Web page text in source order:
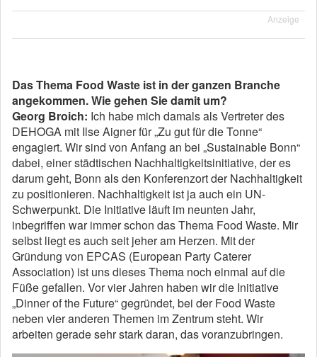
Anzeige
Das Thema Food Waste ist in der ganzen Branche
angekommen. Wie gehen Sie damit um?
Georg Broich: Ich habe mich damals als Vertreter des
DEHOGA mit Ilse Aigner für „Zu gut für die Tonne“
engagiert. Wir sind von Anfang an bei „Sustainable Bonn“
dabei, einer städtischen Nachhaltigkeitsinitiative, der es
darum geht, Bonn als den Konferenzort der Nachhaltigkeit
zu positionieren. Nachhaltigkeit ist ja auch ein UN-
Schwerpunkt. Die Initiative läuft im neunten Jahr,
inbegriffen war immer schon das Thema Food Waste. Mir
selbst liegt es auch seit jeher am Herzen. Mit der
Gründung von EPCAS (European Party Caterer
Association) ist uns dieses Thema noch einmal auf die
Füße gefallen. Vor vier Jahren haben wir die Initiative
„Dinner of the Future“ gegründet, bei der Food Waste
neben vier anderen Themen im Zentrum steht. Wir
arbeiten gerade sehr stark daran, das voranzubringen.